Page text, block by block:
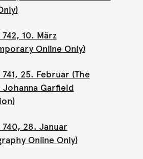
10. März
Online Only)
25. Februar (The
Johanna Garfield
28. Januar
Online Only)